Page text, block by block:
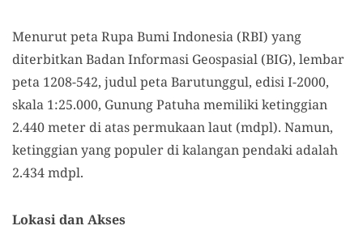
Menurut peta Rupa Bumi Indonesia (RBI) yang
diterbitkan Badan Informasi Geospasial (BIG), lembar
peta 1208-542, judul peta Barutunggul, edisi I-2000,
skala 1:25.000, Gunung Patuha memiliki ketinggian
2.440 meter di atas permukaan laut (mdpl). Namun,
ketinggian yang populer di kalangan pendaki adalah
2.434 mdpl.
Lokasi dan Akses